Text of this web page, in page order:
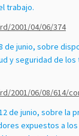
trabajo.
2001/04/06/374
de junio, sobre
y seguridad de
2001/06/08/614/
de junio, sobre la
expuestos a